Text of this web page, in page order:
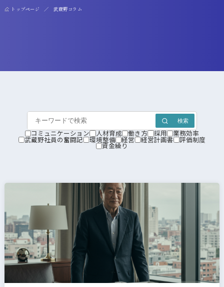
トップページ 武蔵野コラム
検索
コミュニケーション 人材育成 働き方 採用 業務効率
武蔵野社員の奮闘記 環境整備 経営 経営計画書 評価制度
資金繰り